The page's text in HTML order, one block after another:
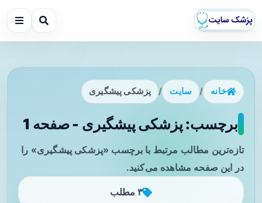
خانه / سایت / پزشکی پیشگیری
برچسب: پزشکی پیشگیری - صفحه 1
تازه‌ترین مطالب مرتبط با برچسب «پزشکی پیشگیری» را
در این صفحه مشاهده می‌کنید.
۳ مطلب